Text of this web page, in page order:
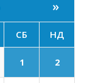
»
СБ НД
1 2